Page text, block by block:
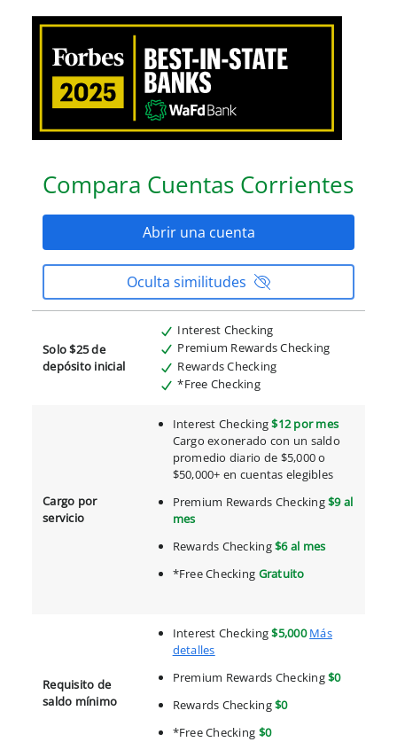
Compara Cuentas Corrientes
Abrir una cuenta
Oculta similitudes
Solo $25 de
depósito inicial
Interest Checking
Premium Rewards Checking
Rewards Checking
*Free Checking
Cargo por
servicio
Interest Checking$12 por mes
Cargo exonerado con un saldo
promedio diario de $5,000 o
$50,000+ en cuentas elegibles
Premium Rewards Checking$9 al
mes
Rewards Checking$6 al mes
*Free Checking Gratuito
Requisito de
saldo mínimo
Interest Checking$5,000 Más
detalles
Premium Rewards Checking$0
Rewards Checking$0
*Free Checking $0